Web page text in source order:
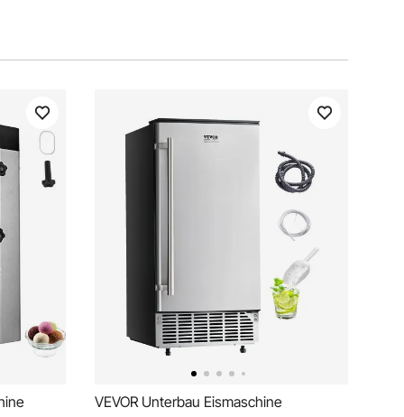
VEVOR Unterbau Eismaschine